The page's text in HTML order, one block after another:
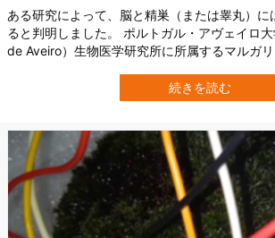
ある研究によって、脳と精巣（または睾丸）に
ると判明しました。 ポルトガル・アヴェイロ
de Aveiro）生物医学研究所に所属するマルガ
を比較。 そして脳と精巣が1万3442個のタンパ
と発見したのです。 研究の詳細は、6月2日付
続きを読む